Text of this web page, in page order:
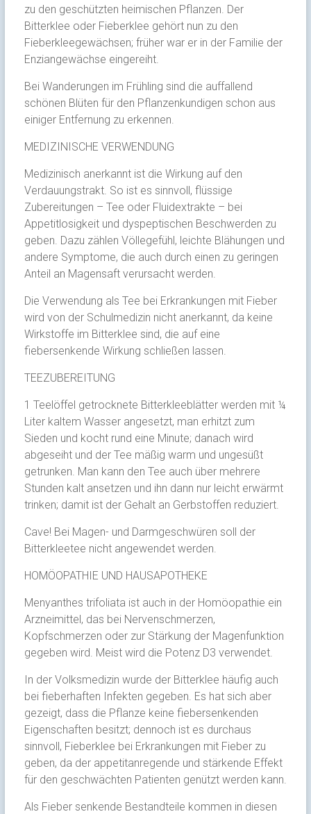
zu den geschützten heimischen Pflanzen. Der
Bitterklee oder Fieberklee gehört nun zu den
Fieberkleegewächsen; früher war er in der Familie der
Enziangewächse eingereiht.
Bei Wanderungen im Frühling sind die auffallend
schönen Blüten für den Pflanzenkundigen schon aus
einiger Entfernung zu erkennen.
MEDIZINISCHE VERWENDUNG
Medizinisch anerkannt ist die Wirkung auf den
Verdauungstrakt. So ist es sinnvoll, flüssige
Zubereitungen – Tee oder Fluidextrakte – bei
Appetitlosigkeit und dyspeptischen Beschwerden zu
geben. Dazu zählen Völlegefühl, leichte Blähungen und
andere Symptome, die auch durch einen zu geringen
Anteil an Magensaft verursacht werden.
Die Verwendung als Tee bei Erkrankungen mit Fieber
wird von der Schulmedizin nicht anerkannt, da keine
Wirkstoffe im Bitterklee sind, die auf eine
fiebersenkende Wirkung schließen lassen.
TEEZUBEREITUNG
1 Teelöffel getrocknete Bitterkleeblätter werden mit ¼
Liter kaltem Wasser angesetzt, man erhitzt zum
Sieden und kocht rund eine Minute; danach wird
abgeseiht und der Tee mäßig warm und ungesüßt
getrunken. Man kann den Tee auch über mehrere
Stunden kalt ansetzen und ihn dann nur leicht erwärmt
trinken; damit ist der Gehalt an Gerbstoffen reduziert.
Cave! Bei Magen- und Darmgeschwüren soll der
Bitterkleetee nicht angewendet werden.
HOMÖOPATHIE UND HAUSAPOTHEKE
Menyanthes trifoliata ist auch in der Homöopathie ein
Arzneimittel, das bei Nervenschmerzen,
Kopfschmerzen oder zur Stärkung der Magenfunktion
gegeben wird. Meist wird die Potenz D3 verwendet.
In der Volksmedizin wurde der Bitterklee häufig auch
bei fieberhaften Infekten gegeben. Es hat sich aber
gezeigt, dass die Pflanze keine fiebersenkenden
Eigenschaften besitzt; dennoch ist es durchaus
sinnvoll, Fieberklee bei Erkrankungen mit Fieber zu
geben, da der appetitanregende und stärkende Effekt
für den geschwächten Patienten genützt werden kann.
Als Fieber senkende Bestandteile kommen in diesen